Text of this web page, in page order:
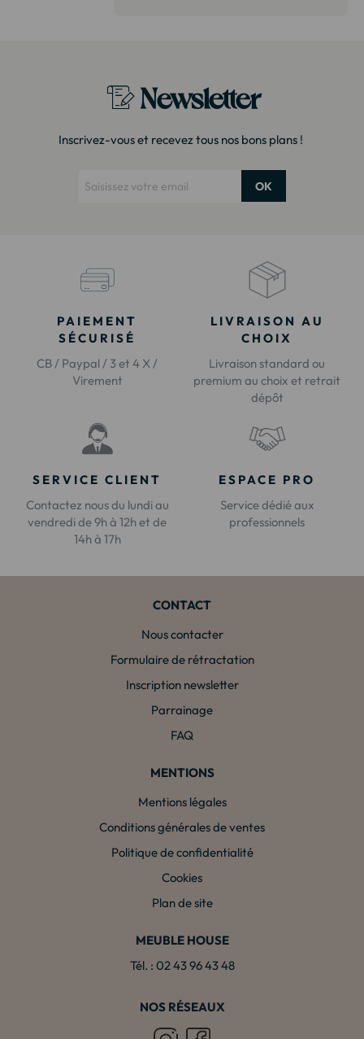
Newsletter
Inscrivez-vous et recevez tous nos bons plans !
OK
PAIEMENT
SÉCURISÉ
CB / Paypal / 3 et 4 X /
Virement
LIVRAISON AU
CHOIX
Livraison standard ou
premium au choix et retrait
dépôt
SERVICE CLIENT
Contactez nous du lundi au
vendredi de 9h à 12h et de
14h à 17h
ESPACE PRO
Service dédié aux
professionnels
CONTACT
Nous contacter
Formulaire de rétractation
Inscription newsletter
Parrainage
FAQ
MENTIONS
Mentions légales
Conditions générales de ventes
Politique de confidentialité
Cookies
Plan de site
MEUBLE HOUSE
Tél. : 02 43 96 43 48
NOS RÉSEAUX